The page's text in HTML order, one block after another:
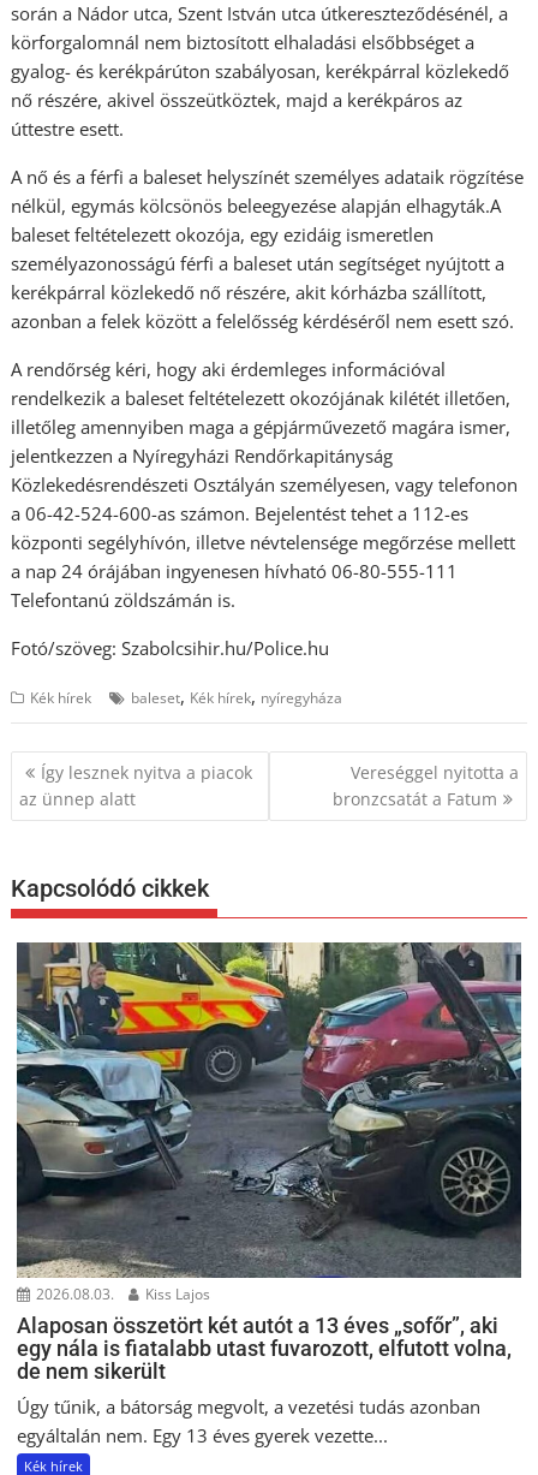
során a Nádor utca, Szent István utca útkereszteződésénél, a
körforgalomnál nem biztosított elhaladási elsőbbséget a
gyalog- és kerékpárúton szabályosan, kerékpárral közlekedő
nő részére, akivel összeütköztek, majd a kerékpáros az
úttestre esett.
A nő és a férfi a baleset helyszínét személyes adataik rögzítése
nélkül, egymás kölcsönös beleegyezése alapján elhagyták.A
baleset feltételezett okozója, egy ezidáig ismeretlen
személyazonosságú férfi a baleset után segítséget nyújtott a
kerékpárral közlekedő nő részére, akit kórházba szállított,
azonban a felek között a felelősség kérdéséről nem esett szó.
A rendőrség kéri, hogy aki érdemleges információval
rendelkezik a baleset feltételezett okozójának kilétét illetően,
illetőleg amennyiben maga a gépjárművezető magára ismer,
jelentkezzen a Nyíregyházi Rendőrkapitányság
Közlekedésrendészeti Osztályán személyesen, vagy telefonon
a 06-42-524-600-as számon. Bejelentést tehet a 112-es
központi segélyhívón, illetve névtelensége megőrzése mellett
a nap 24 órájában ingyenesen hívható 06-80-555-111
Telefontanú zöldszámán is.
Fotó/szöveg: Szabolcsihir.hu/Police.hu
Kék hírek baleset, Kék hírek, nyíregyháza
Bejegyzés
navigáció
Így lesznek nyitva a piacok
az ünnep alatt
Vereséggel nyitotta a
bronzcsatát a Fatum
Kapcsolódó cikkek
2026.08.03. Kiss Lajos
Alaposan összetört két autót a 13 éves „sofőr”, aki
egy nála is fiatalabb utast fuvarozott, elfutott volna,
de nem sikerült
Úgy tűnik, a bátorság megvolt, a vezetési tudás azonban
egyáltalán nem. Egy 13 éves gyerek vezette...
Kék hírek